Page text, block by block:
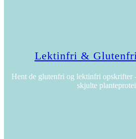
Lektinfri &
Hent de glutenfri og lektinfri opskrifter
skjulte